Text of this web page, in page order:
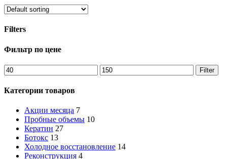
Filters
Close
Фильтр по цене
Min
price
Max
price
Filter
Категории товаров
Акции месяца 7
Пробные объемы 10
Кератин 27
Ботокс 13
Холодное восстановление 14
Реконструкция 4